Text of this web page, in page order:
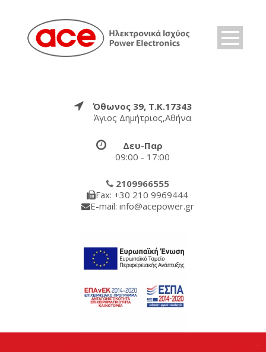
Όθωνος 39, Τ.Κ.17343
Άγιος Δημήτριος,Αθήνα
Δευ-Παρ
09:00 - 17:00
2109966555
Fax: +30 210 9969444
E-mail: info@acepower.gr